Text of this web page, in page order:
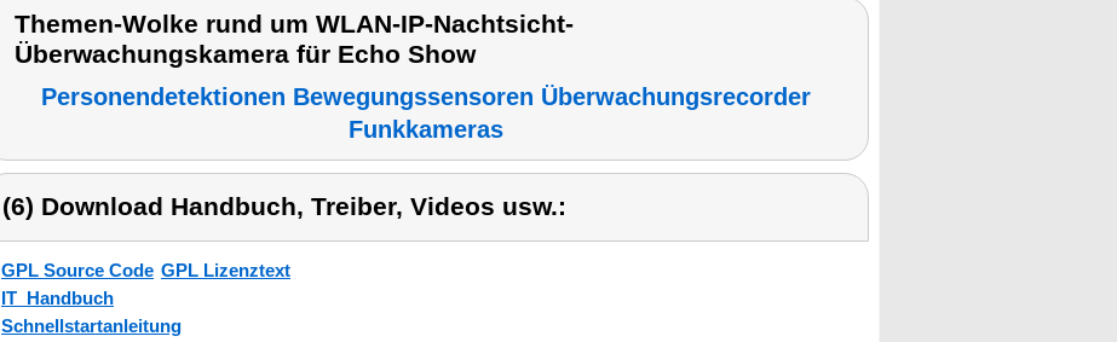
Themen-Wolke rund um WLAN-IP-Nachtsicht-
Überwachungskamera für Echo Show
Personendetektionen Bewegungssensoren Überwachungsrecorder
Funkkameras
(6) Download Handbuch, Treiber, Videos usw.:
GPL Source Code GPL Lizenztext
IT_Handbuch
Schnellstartanleitung